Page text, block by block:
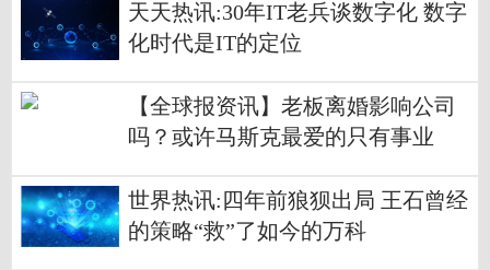
天天热讯:30年IT老兵谈数字化 数字
化时代是IT的定位
【全球报资讯】老板离婚影响公司
吗？或许马斯克最爱的只有事业
世界热讯:四年前狼狈出局 王石曾经
的策略“救”了如今的万科